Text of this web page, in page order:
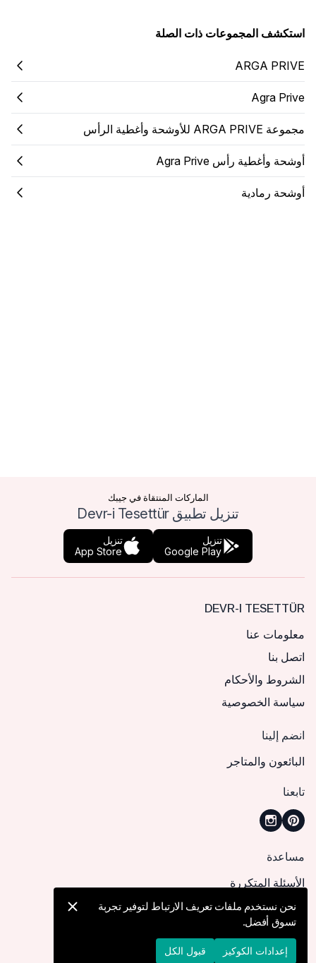
استكشف المجموعات ذات الصلة
ARGA PRIVE
Agra Prive
مجموعة ARGA PRIVE للأوشحة وأغطية الرأس
أوشحة وأغطية رأس Agra Prive
أوشحة رمادية
الماركات المنتقاة في جيبك
تنزيل تطبيق Devr-i Tesettür
تنزيل
Google Play
تنزيل
App Store
DEVR-I TESETTÜR
معلومات عنا
اتصل بنا
الشروط والأحكام
سياسة الخصوصية
انضم إلينا
البائعون والمتاجر
تابعنا
مساعدة
الأسئلة المتكررة
كيف يمكنني تقديم طلب؟
الشحن والتوصيل
الإرجاع والإلغاء
نحن نستخدم ملفات تعريف الارتباط لتوفير تجربة
تسوق أفضل.
إعدادات الكوكيز قبول الكل